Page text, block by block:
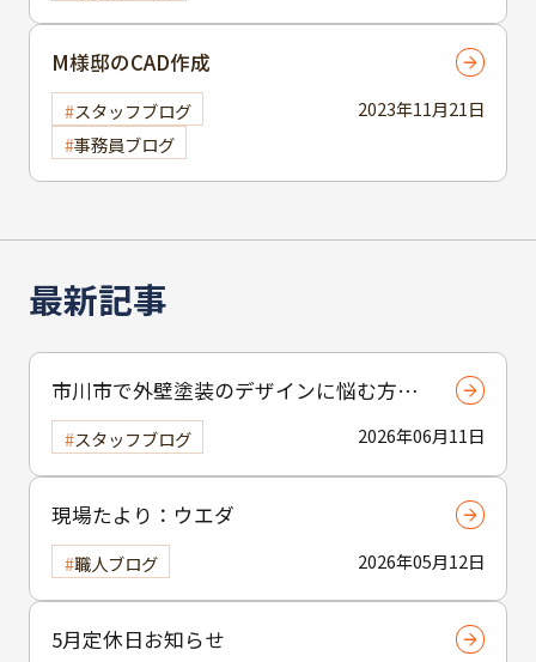
最新記事
市川市で外壁塗装のデザインに悩む方へ
｜ 色選びの失敗を防ぐポイント
2026年06月11日
スタッフブログ
現場たより：ウエダ
2026年05月12日
職人ブログ
5月定休日お知らせ
2023年11月21日
M様邸のCAD作成
スタッフブログ
事務員ブログ